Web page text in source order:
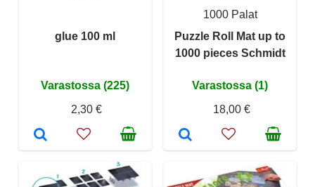
glue 100 ml
Varastossa (225)
2,30 €
1000 Palat
Puzzle Roll Mat up to
1000 pieces Schmidt
Varastossa (1)
18,00 €